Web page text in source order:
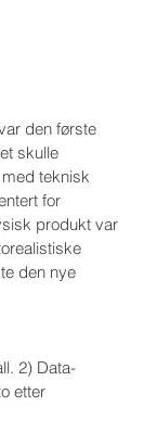
den første
skulle
teknisk
for
produkt var
den nye
2) Data-
etter